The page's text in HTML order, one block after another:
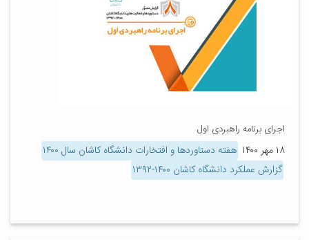
اجرای برنامه راهبردی اول
۱۸ مهر ۱۴۰۰
هفته دستاوردها و افتخارات دانشگاه کاشان سال ۱۴۰۰
گزارش عملکرد دانشگاه کاشان ۱۴۰۰-۱۳۹۲